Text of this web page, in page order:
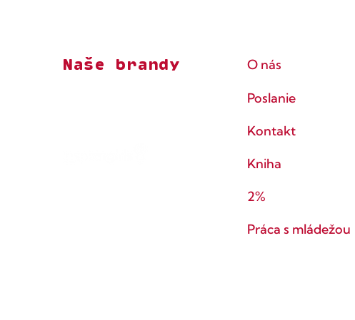
Naše brandy O nás
Poslanie
Kontakt
Kniha
2%
Práca s mládežou